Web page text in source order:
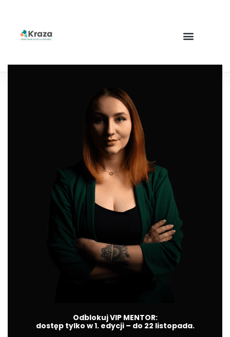
Odblokuj VIP MENTOR:
dostęp tylko w 1. edycji – do 22 listopada.